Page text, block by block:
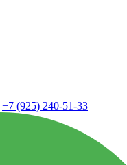
+7 (925) 240-51-33